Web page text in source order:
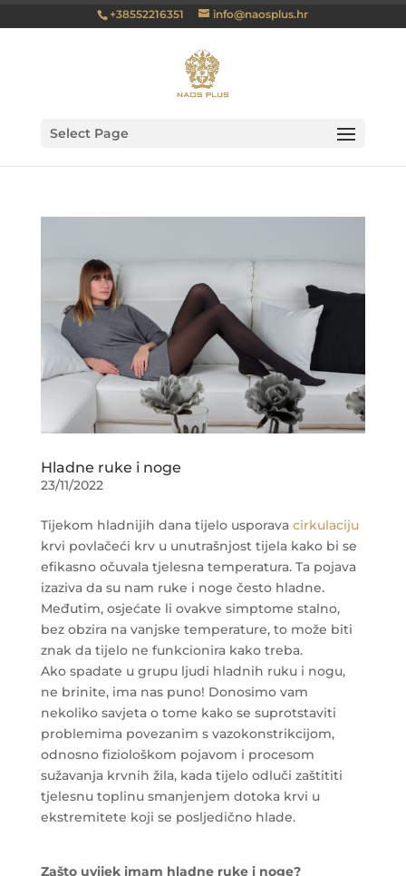
+38552216351 info@naosplus.hr
Select Page
Hladne ruke i noge
23/11/2022
Tijekom hladnijih dana tijelo usporava cirkulaciju
krvi povlačeći krv u unutrašnjost tijela kako bi se
efikasno očuvala tjelesna temperatura. Ta pojava
izaziva da su nam ruke i noge često hladne.
Međutim, osjećate li ovakve simptome stalno,
bez obzira na vanjske temperature, to može biti
znak da tijelo ne funkcionira kako treba.
Ako spadate u grupu ljudi hladnih ruku i nogu,
ne brinite, ima nas puno! Donosimo vam
nekoliko savjeta o tome kako se suprotstaviti
problemima povezanim s vazokonstrikcijom,
odnosno fiziološkom pojavom i procesom
sužavanja krvnih žila, kada tijelo odluči zaštititi
tjelesnu toplinu smanjenjem dotoka krvi u
ekstremitete koji se posljedično hlade.
Zašto uvijek imam hladne ruke i noge?